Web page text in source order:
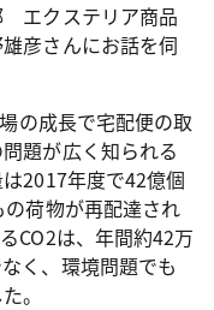
エクステリア商品
彦さんにお話を伺
の成長で宅配便の取
題が広く知られる
2017年度で42億個
荷物が再配達され
CO2は、年間約42万
く、環境問題でも
。